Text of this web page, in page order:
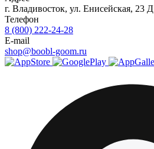
г. Владивосток, ул. Енисейская, 23 Д
Телефон
8 (800) 222-24-28
E-mail
shop@boobl-goom.ru